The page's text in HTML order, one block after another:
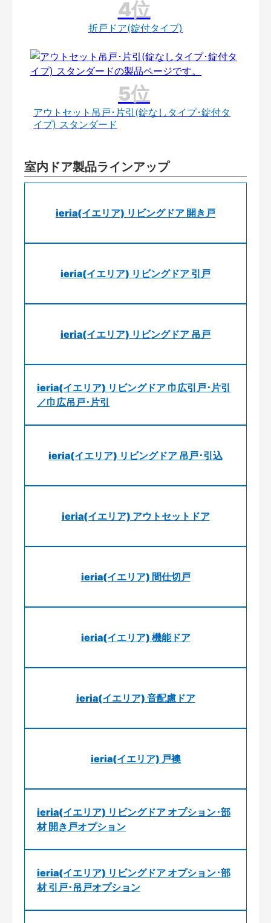
折戸ドア(錠付タイプ)
アウトセット吊戸･片引(錠なしタイプ･錠付タ
イプ) スタンダード
室内ドア製品ラインアップ
ieria(イエリア) リビングドア 開き戸
ieria(イエリア) リビングドア 引戸
ieria(イエリア) リビングドア 吊戸
ieria(イエリア) リビングドア 巾広引戸･片引
／巾広吊戸･片引
ieria(イエリア) リビングドア 吊戸･引込
ieria(イエリア) アウトセットドア
ieria(イエリア) 間仕切戸
ieria(イエリア) 機能ドア
ieria(イエリア) 音配慮ドア
ieria(イエリア) 戸襖
ieria(イエリア) リビングドア オプション･部
材 開き戸オプション
ieria(イエリア) リビングドア オプション･部
材 引戸･吊戸オプション